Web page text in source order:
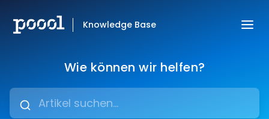
Knowledge Base
Wie können wir helfen?